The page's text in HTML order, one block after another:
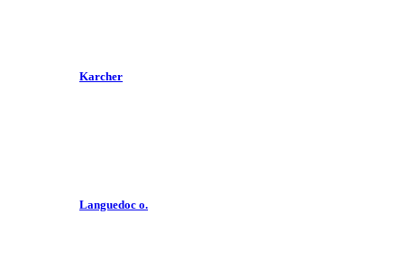
Karcher
Languedoc o.